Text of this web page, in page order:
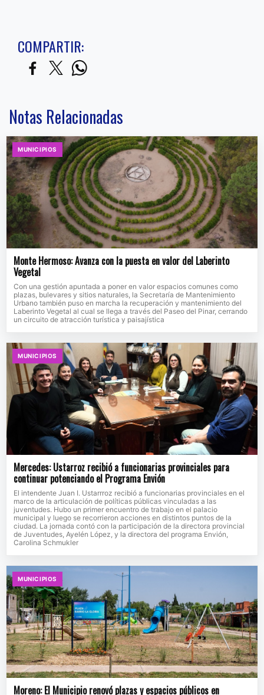
COMPARTIR:
Notas Relacionadas
MUNICIPIOS
Monte Hermoso: Avanza con la puesta en valor del Laberinto
Vegetal
Con una gestión apuntada a poner en valor espacios comunes como
plazas, bulevares y sitios naturales, la Secretaría de Mantenimiento
Urbano también puso en marcha la recuperación y mantenimiento del
Laberinto Vegetal al cual se llega a través del Paseo del Pinar, cerrando
un circuito de atracción turística y paisajística
MUNICIPIOS
Mercedes: Ustarroz recibió a funcionarias provinciales para
continuar potenciando el Programa Envión
El intendente Juan I. Ustarrroz recibió a funcionarias provinciales en el
marco de la articulación de políticas públicas vinculadas a las
juventudes. Hubo un primer encuentro de trabajo en el palacio
municipal y luego se recorrieron acciones en distintos puntos de la
ciudad. La jornada contó con la participación de la directora provincial
de Juventudes, Ayelén López, y la directora del programa Envión,
Carolina Schmukler
MUNICIPIOS
Moreno: El Municipio renovó plazas y espacios públicos en